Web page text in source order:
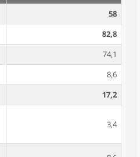
58
82,8
74,1
8,6
17,2
3,4